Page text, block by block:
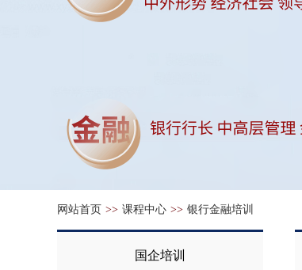
网站首页 >> 课程中心 >> 银行金融培训
国企培训